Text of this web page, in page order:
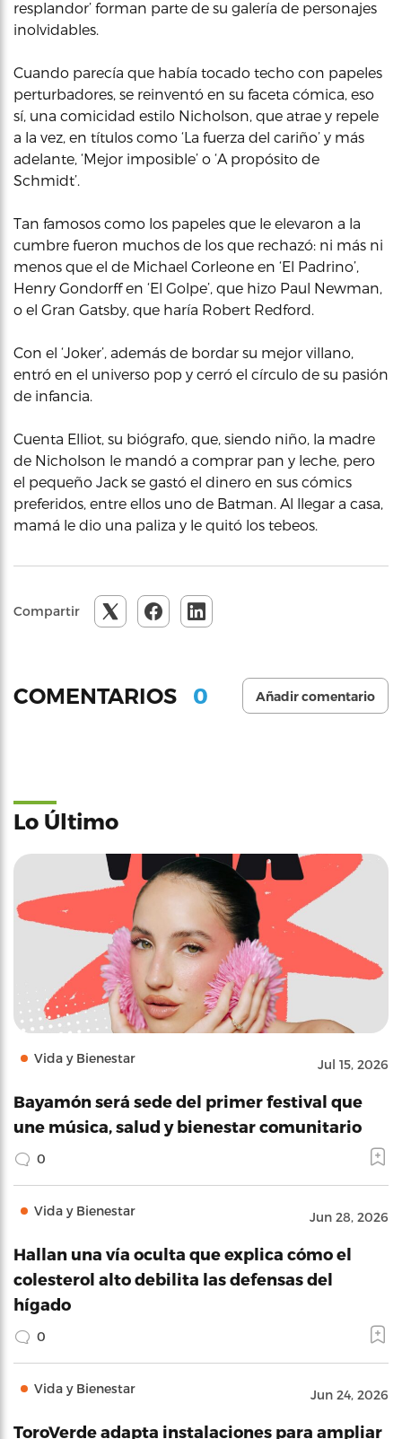
resplandor’ forman parte de su galería de personajes
inolvidables.
Cuando parecía que había tocado techo con papeles
perturbadores, se reinventó en su faceta cómica, eso
sí, una comicidad estilo Nicholson, que atrae y repele
a la vez, en títulos como ‘La fuerza del cariño’ y más
adelante, ‘Mejor imposible’ o ‘A propósito de
Schmidt’.
Tan famosos como los papeles que le elevaron a la
cumbre fueron muchos de los que rechazó: ni más ni
menos que el de Michael Corleone en ‘El Padrino’,
Henry Gondorff en ‘El Golpe’, que hizo Paul Newman,
o el Gran Gatsby, que haría Robert Redford.
Con el ‘Joker’, además de bordar su mejor villano,
entró en el universo pop y cerró el círculo de su pasión
de infancia.
Cuenta Elliot, su biógrafo, que, siendo niño, la madre
de Nicholson le mandó a comprar pan y leche, pero
el pequeño Jack se gastó el dinero en sus cómics
preferidos, entre ellos uno de Batman. Al llegar a casa,
mamá le dio una paliza y le quitó los tebeos.
Compartir
COMENTARIOS 0 Añadir comentario
Lo Último
Vida y Bienestar Jul 15, 2026
Bayamón será sede del primer festival que
une música, salud y bienestar comunitario
0
Vida y Bienestar Jun 28, 2026
Hallan una vía oculta que explica cómo el
colesterol alto debilita las defensas del
hígado
0
Vida y Bienestar Jun 24, 2026
ToroVerde adapta instalaciones para ampliar